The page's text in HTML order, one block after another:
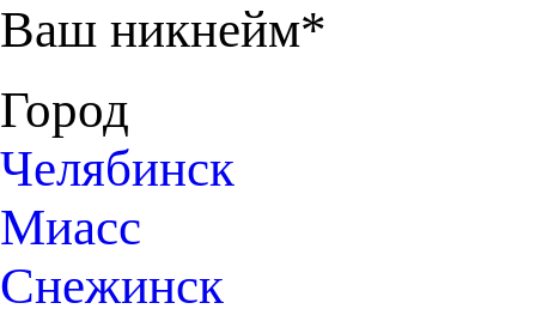
Ваш никнейм*
Город
Челябинск
Миасс
Снежинск